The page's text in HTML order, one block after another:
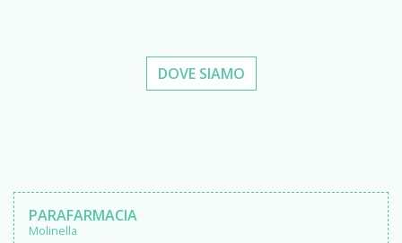
DOVE SIAMO
PARAFARMACIA
Molinella